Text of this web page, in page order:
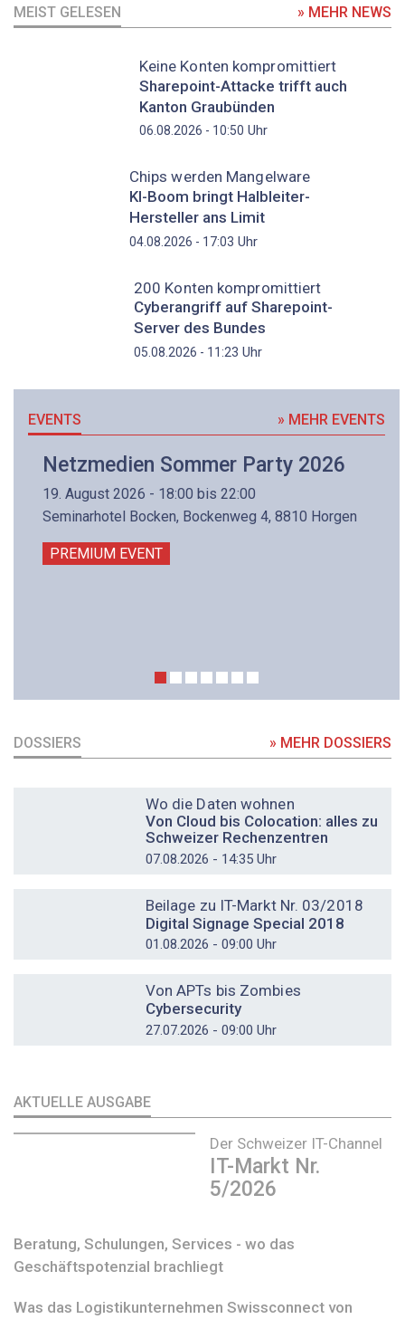
MEIST GELESEN » MEHR NEWS
Keine Konten kompromittiert
Sharepoint-Attacke trifft auch
Kanton Graubünden
06.08.2026 - 10:50 Uhr
Chips werden Mangelware
KI-Boom bringt Halbleiter-
Hersteller ans Limit
04.08.2026 - 17:03 Uhr
200 Konten kompromittiert
Cyberangriff auf Sharepoint-
Server des Bundes
05.08.2026 - 11:23 Uhr
EVENTS » MEHR EVENTS
Netzmedien Sommer Party 2026
19. August 2026 - 18:00 bis 22:00
Seminarhotel Bocken, Bockenweg 4, 8810 Horgen
PREMIUM EVENT
DOSSIERS » MEHR DOSSIERS
Wo die Daten wohnen
Von Cloud bis Colocation: alles zu
Schweizer Rechenzentren
07.08.2026 - 14:35 Uhr
Beilage zu IT-Markt Nr. 03/2018
Digital Signage Special 2018
01.08.2026 - 09:00 Uhr
Von APTs bis Zombies
Cybersecurity
27.07.2026 - 09:00 Uhr
AKTUELLE AUSGABE
Der Schweizer IT-Channel
IT-Markt Nr.
5/2026
Beratung, Schulungen, Services - wo das
Geschäftspotenzial brachliegt
Was das Logistikunternehmen Swissconnect von